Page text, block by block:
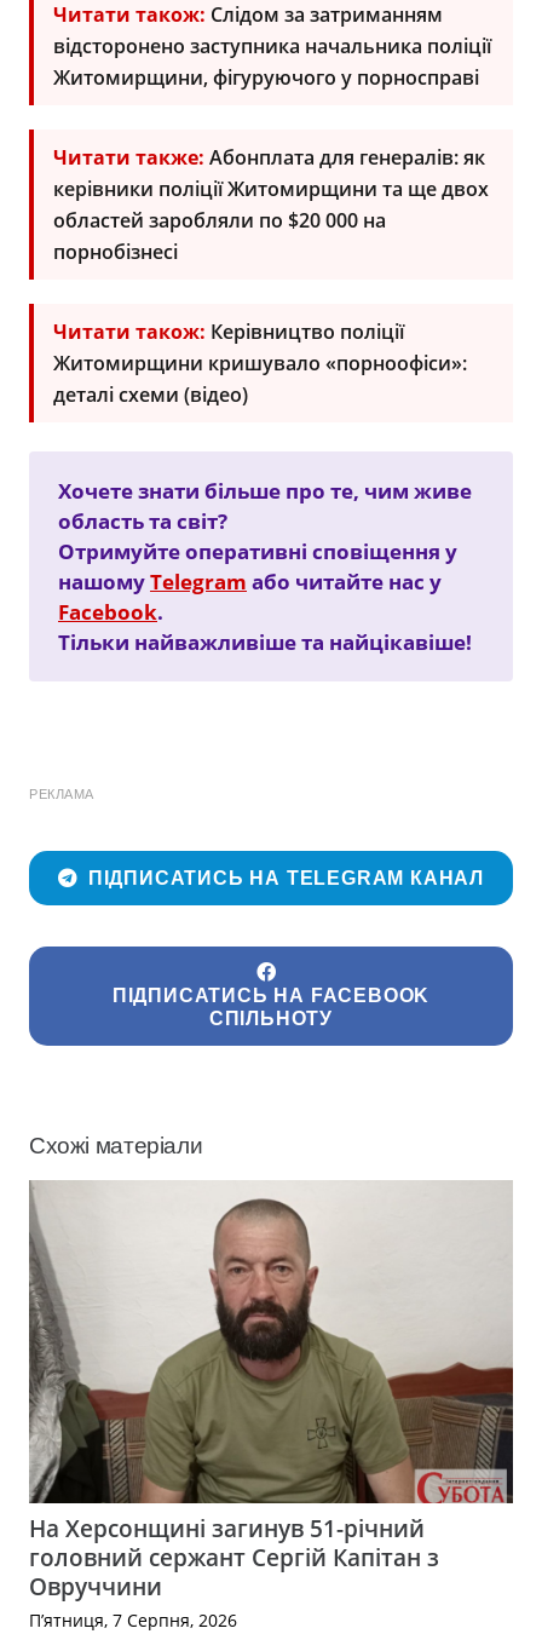
Читати також: Слідом за затриманням
відсторонено заступника начальника поліції
Житомирщини, фігуруючого у порносправі
Читати также: Абонплата для генералів: як
керівники поліції Житомирщини та ще двох
областей заробляли по $20 000 на
порнобізнесі
Читати також: Керівництво поліції
Житомирщини кришувало «порноофіси»:
деталі схеми (відео)
Хочете знати більше про те, чим живе
область та світ?
Отримуйте оперативні сповіщення у
нашомуTelegram або читайте нас у
Facebook.
Тільки найважливіше та найцікавіше!
РЕКЛАМА
ПІДПИСАТИСЬ НА TELEGRAM КАНАЛ
ПІДПИСАТИСЬ НА FACEBOOK
СПІЛЬНОТУ
Схожі матеріали
На Херсонщині загинув 51-річний
головний сержант Сергій Капітан з
Овруччини
П’ятниця, 7 Серпня, 2026